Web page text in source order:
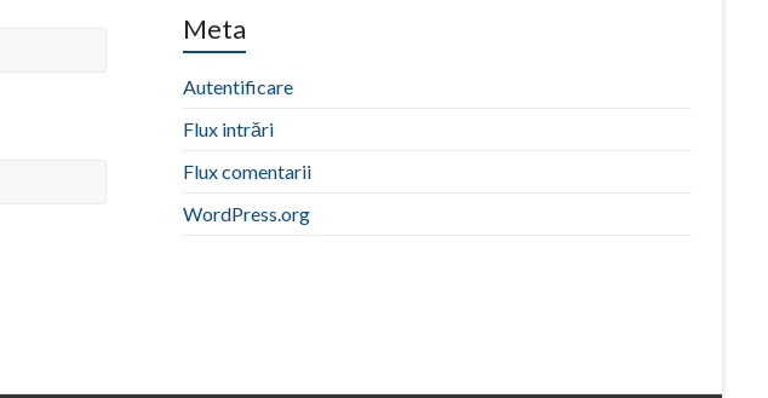
Meta
Autentificare
Flux intrări
Flux comentarii
WordPress.org